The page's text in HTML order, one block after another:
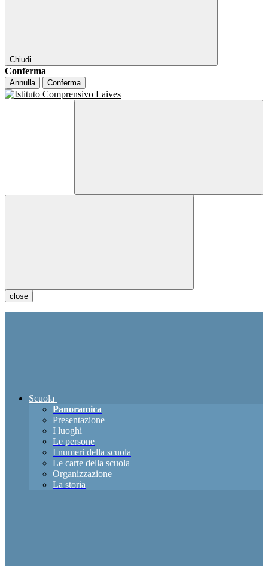
Chiudi
Conferma
Annulla Conferma
close
Scuola
Panoramica
Presentazione
I luoghi
Le persone
I numeri della scuola
Le carte della scuola
Organizzazione
La storia